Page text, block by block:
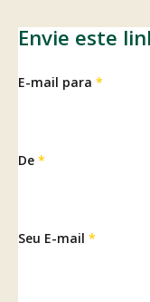
Envie este
E-mail para *
De *
Seu E-mail *